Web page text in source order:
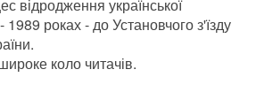
відродження української
роках - до Установчого з'їзду
коло читачів.